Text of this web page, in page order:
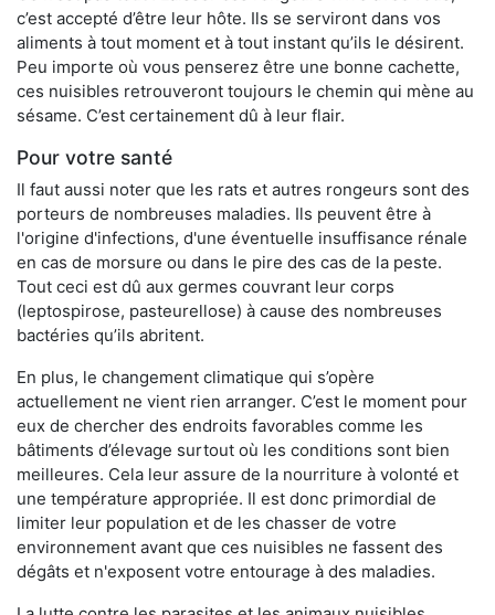
c’est accepté d’être leur hôte. Ils se serviront dans vos
aliments à tout moment et à tout instant qu’ils le désirent.
Peu importe où vous penserez être une bonne cachette,
ces nuisibles retrouveront toujours le chemin qui mène au
sésame. C’est certainement dû à leur flair.
Pour votre santé
Il faut aussi noter que les rats et autres rongeurs sont des
porteurs de nombreuses maladies. Ils peuvent être à
l'origine d'infections, d'une éventuelle insuffisance rénale
en cas de morsure ou dans le pire des cas de la peste.
Tout ceci est dû aux germes couvrant leur corps
(leptospirose, pasteurellose) à cause des nombreuses
bactéries qu’ils abritent.
En plus, le changement climatique qui s’opère
actuellement ne vient rien arranger. C’est le moment pour
eux de chercher des endroits favorables comme les
bâtiments d’élevage surtout où les conditions sont bien
meilleures. Cela leur assure de la nourriture à volonté et
une température appropriée. Il est donc primordial de
limiter leur population et de les chasser de votre
environnement avant que ces nuisibles ne fassent des
dégâts et n'exposent votre entourage à des maladies.